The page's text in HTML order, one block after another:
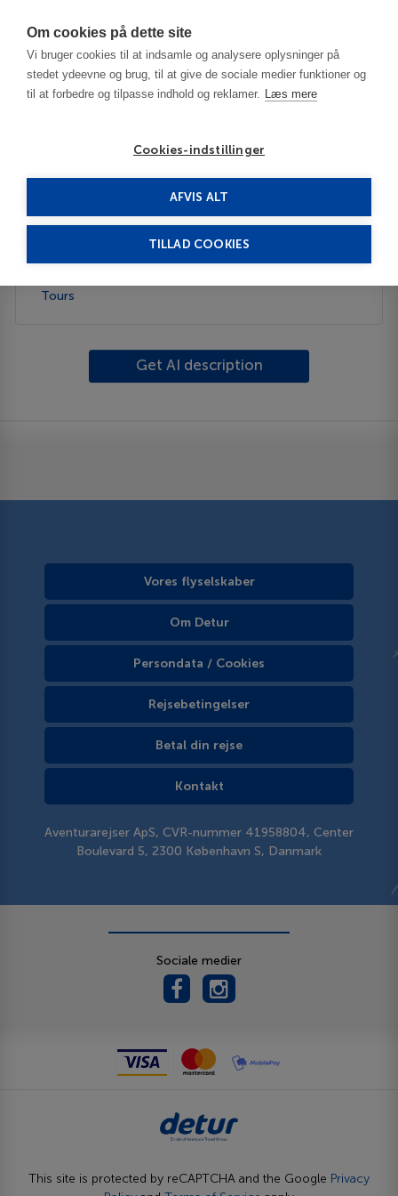
Om cookies på dette site
Vi bruger cookies til at indsamle og analysere oplysninger på
stedet ydeevne og brug, til at give de sociale medier funktioner og
til at forbedre og tilpasse indhold og reklamer. Læs mere
Cookies-indstillinger
AFVIS ALT
TILLAD COOKIES
Freeport - TX
Description
Tours
Get AI description
Vores flyselskaber
Om Detur
Persondata / Cookies
Rejsebetingelser
Betal din rejse
Kontakt
Aventurarejser ApS, CVR-nummer 41958804, Center
Boulevard 5, 2300 København S, Danmark
Sociale medier
This site is protected by reCAPTCHA and the Google Privacy